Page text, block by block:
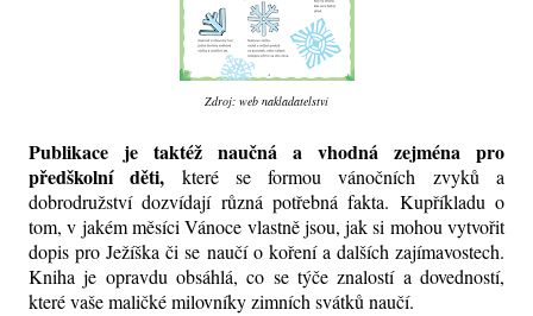
Zdroj: web nakladatelství
Publikace je taktéž naučná a vhodná zejména pro
předškolní děti, které se formou vánočních zvyků a
dobrodružství dozvídají různá potřebná fakta. Kupříkladu o
tom, v jakém měsíci Vánoce vlastně jsou, jak si mohou vytvořit
dopis pro Ježíška či se naučí o koření a dalších zajímavostech.
Kniha je opravdu obsáhlá, co se týče znalostí a dovedností,
které vaše maličké milovníky zimních svátků naučí.